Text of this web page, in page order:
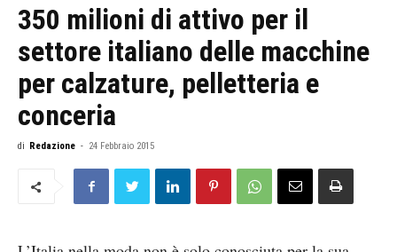
350 milioni di attivo per il
settore italiano delle macchine
per calzature, pelletteria e
conceria
di Redazione - 24 Febbraio 2015